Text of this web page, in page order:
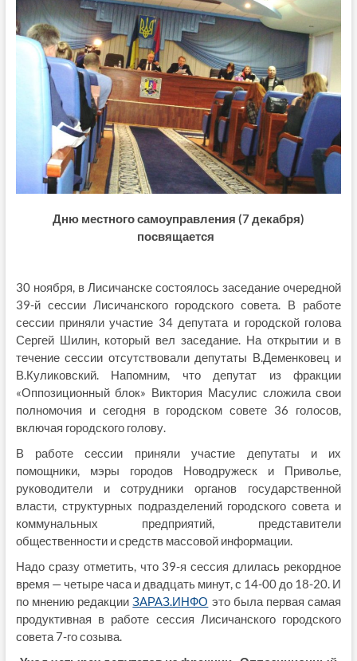
Дню местного самоуправления (7 декабря)
посвящается
30 ноября, в Лисичанске состоялось заседание очередной
39-й сессии Лисичанского городского совета. В работе
сессии приняли участие 34 депутата и городской голова
Сергей Шилин, который вел заседание. На открытии и в
течение сессии отсутствовали депутаты В.Деменковец и
В.Куликовский. Напомним, что депутат из фракции
«Оппозиционный блок» Виктория Масулис сложила свои
полномочия и сегодня в городском совете 36 голосов,
включая городского голову.
В работе сессии приняли участие депутаты и их
помощники, мэры городов Новодружеск и Приволье,
руководители и сотрудники органов государственной
власти, структурных подразделений городского совета и
коммунальных предприятий, представители
общественности и средств массовой информации.
Надо сразу отметить, что 39-я сессия длилась рекордное
время — четыре часа и двадцать минут, с 14-00 до 18-20. И
по мнению редакцииЗАРАЗ.ИНФО это была первая самая
продуктивная в работе сессия Лисичанского городского
совета 7-го созыва.